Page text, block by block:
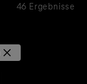
46 Ergebnisse